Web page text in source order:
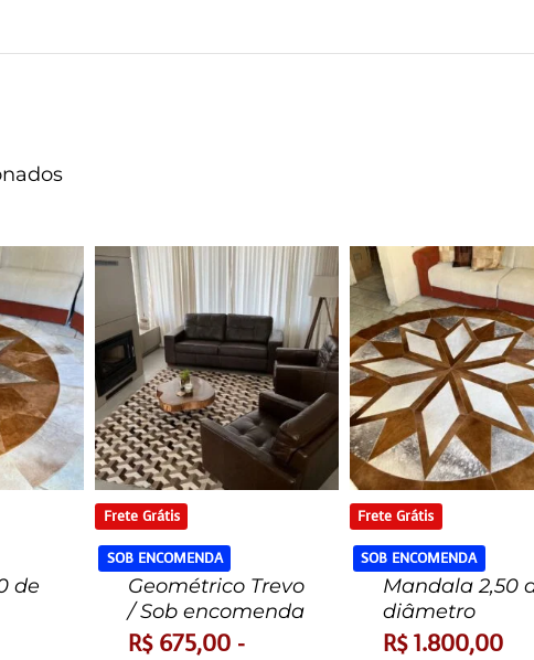
de
Frete Grátis
SOB ENCOMENDA
Geométrico Trevo
/ Sob encomenda
R$675,00 -
Frete Grátis
SOB ENCOMENDA
Mandala 2,50
diâmetro
R$1.800,00